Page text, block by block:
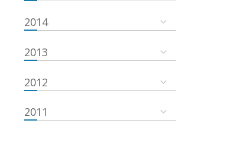
2014
2013
2012
2011